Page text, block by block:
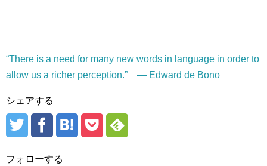
“There is a need for many new words in language in order to
allow us a richer perception.” — Edward de Bono
シェアする
フォローする